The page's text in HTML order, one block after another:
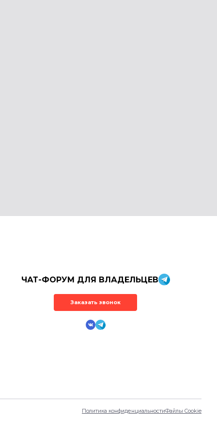
ЧАТ-ФОРУМ ДЛЯ ВЛАДЕЛЬЦЕВ
Заказать звонок
Политика конфиденциальностиФайлы Cookie